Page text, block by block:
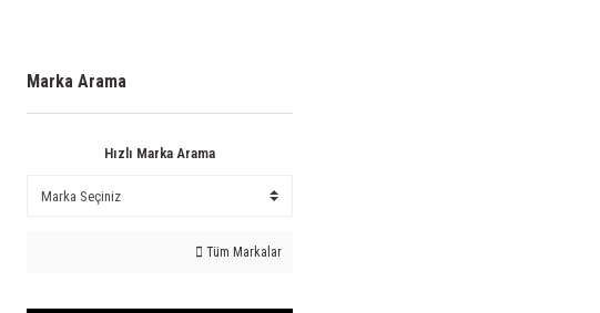
Marka Arama
Hızlı Marka Arama
Tüm Markalar